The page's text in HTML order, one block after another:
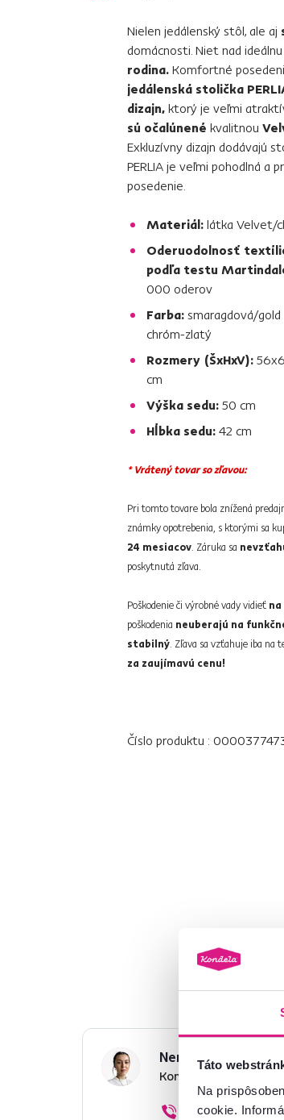
Táto
Na
cookie.
Nielen jedálenský stôl, ale aj
domácnosti. Niet nad
rodina. Komfortné
jedálenská stolička
dizajn, ktorý je veľmi
sú očalúnené kvalitnou
Exkluzívny dizajn dodávajú
PERLIA je veľmi pohodlná a
posedenie.
Materiál: látka Velvet/
Oderuodolnosť
podľa testu
000 oderov
Farba: smaragdová/gold
chróm-zlatý
Rozmery (ŠxHxV):
cm
Výška sedu: 50 cm
Hĺbka sedu: 42 cm
* Vrátený tovar so zľavou:
Pri tomto tovare bola znížená
známky opotrebenia, s ktorými sa
24 mesiacov . Záruka sa
poskytnutá zľava.
Poškodenie či výrobné vady vidieť
poškodenia neuberajú na
stabilný . Zľava sa vzťahuje iba
za zaujímavú cenu!
Číslo produktu :
Informácie o balení
Nenašli ste
Kontaktujte nás a
02/ 40 100 100